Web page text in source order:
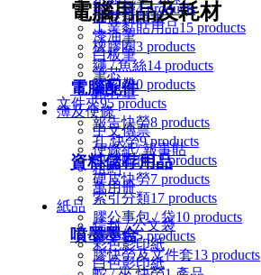
油性箱頭筆
漆油筆
白板筆
筆芯
鉛芯筆
簿及便條
中文傳票
便條紙/ 報事貼
租約
萬用冊
紙品
信封 / 公文袋
彩色影印紙
白色影印紙
電腦用品及耗材
電腦配件
資料儲存用品
噴墨墨合
封口袋4 products
工業黏貼用品15 products
橡膠圈3 products
繩 / 魚絲14 products
膠索帶0 products
文件夾95 products
報告快勞8 products
孔 快勞9 products
快勞配件12 products
硬皮快勞7 products
索引分類17 products
膠公事包 / 袋10 products
膠單板5 products
膠快勞及文件套13 products